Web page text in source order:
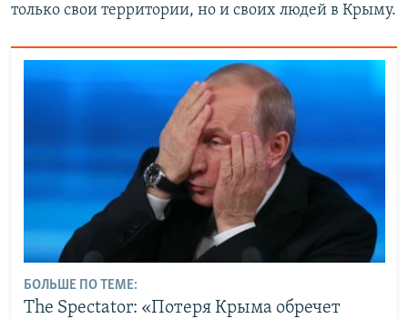
только свои территории, но и своих людей в Крыму.
БОЛЬШЕ ПО ТЕМЕ:
The Spectator: «Потеря Крыма обречет